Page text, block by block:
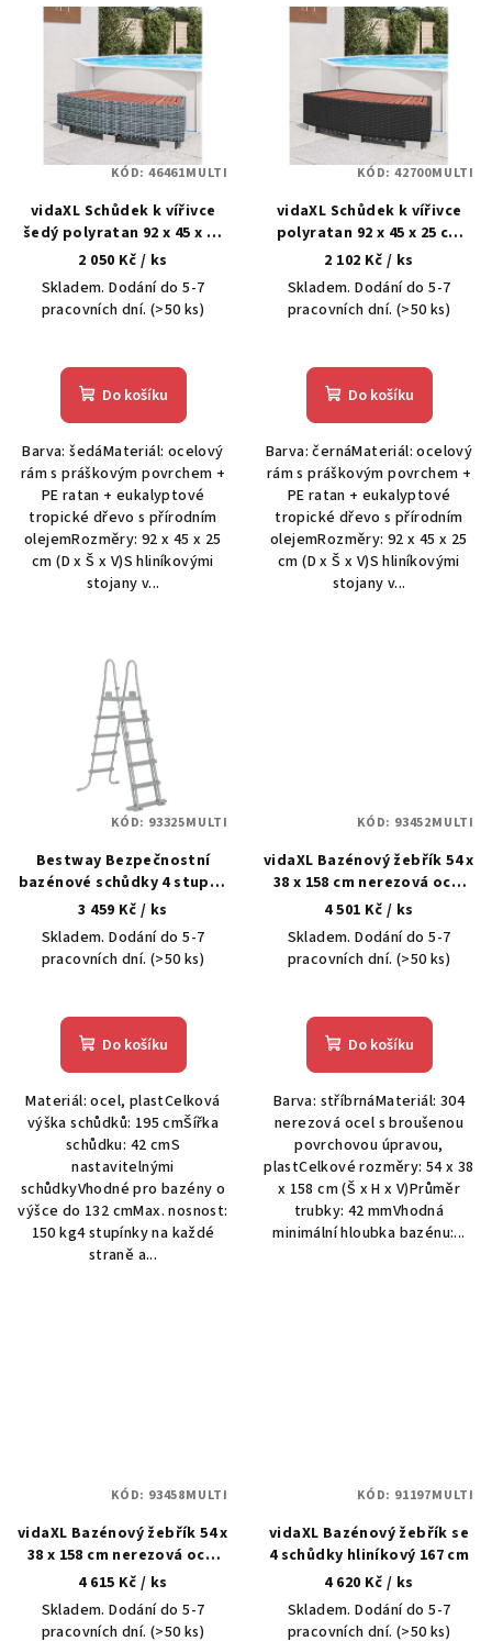
vidaXL Schůdek k vířivce
šedý polyratan 92 x 45 x 25
cm
2 050 Kč / ks
Skladem. Dodání do 5-7
pracovních dní.(>50 ks)
Do košíku
Barva: šedáMateriál: ocelový
rám s práškovým povrchem +
PE ratan + eukalyptové
tropické dřevo s přírodním
olejemRozměry: 92 x 45 x 25
cm (D x Š x V)S hliníkovými
stojany v...
KÓD: 46461MULTI
vidaXL Schůdek k vířivce
polyratan 92 x 45 x 25 cm
černý
2 102 Kč / ks
Skladem. Dodání do 5-7
pracovních dní.(>50 ks)
Do košíku
Barva: černáMateriál: ocelový
rám s práškovým povrchem +
PE ratan + eukalyptové
tropické dřevo s přírodním
olejemRozměry: 92 x 45 x 25
cm (D x Š x V)S hliníkovými
stojany v...
KÓD: 42700MULTI
Bestway Bezpečnostní
bazénové schůdky 4 stupně
Flowclear 132 cm
3 459 Kč / ks
Skladem. Dodání do 5-7
pracovních dní.(>50 ks)
Do košíku
Materiál: ocel, plastCelková
výška schůdků: 195 cmŠířka
schůdku: 42 cmS
nastavitelnými
schůdkyVhodné pro bazény o
výšce do 132 cmMax. nosnost:
150 kg4 stupínky na každé
straně a...
KÓD: 93325MULTI
vidaXL Bazénový žebřík 54 x
38 x 158 cm nerezová ocel
304
4 501 Kč / ks
Skladem. Dodání do 5-7
pracovních dní.(>50 ks)
Do košíku
Barva: stříbrnáMateriál: 304
nerezová ocel s broušenou
povrchovou úpravou,
plastCelkové rozměry: 54 x 38
x 158 cm (Š x H x V)Průměr
trubky: 42 mmVhodná
minimální hloubka bazénu:...
KÓD: 93452MULTI
vidaXL Bazénový žebřík 54 x
38 x 158 cm nerezová ocel
304
4 615 Kč / ks
Skladem. Dodání do 5-7
pracovních dní.(>50 ks)
KÓD: 93458MULTI
vidaXL Bazénový žebřík se
4 schůdky hliníkový 167 cm
4 620 Kč / ks
Skladem. Dodání do 5-7
pracovních dní.(>50 ks)
KÓD: 91197MULTI